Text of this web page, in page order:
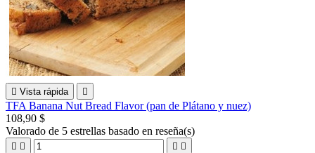
 Vista rápida 
TFA Banana Nut Bread Flavor (pan de Plátano y nuez)
108,90 $
Valorado de 5 estrellas basado en reseña(s)
   